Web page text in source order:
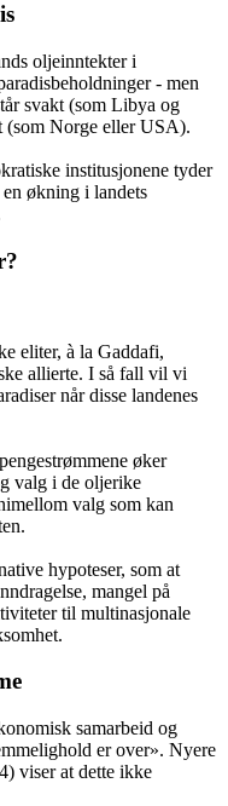
oljeinntekter i
- men
svakt (som Libya og
(som Norge eller USA).
institusjonene tyder
en økning i landets
eliter, à la Gaddafi,
allierte. I så fall vil vi
når disse landenes
øker
valg i de oljerike
valg som kan
hypoteser, som at
mangel på
til multinasjonale
samarbeid og
er over». Nyere
viser at dette ikke